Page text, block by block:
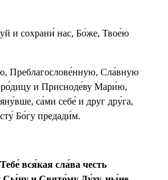
и сохрани́ нас, Бо́же, Твое́ю
Преблагослове́нную, Сла́вную
и Присноде́ву Мари́ю,
са́ми себе́ и друг дру́га,
Бо́гу предади́м.
вся́кая сла́ва честь